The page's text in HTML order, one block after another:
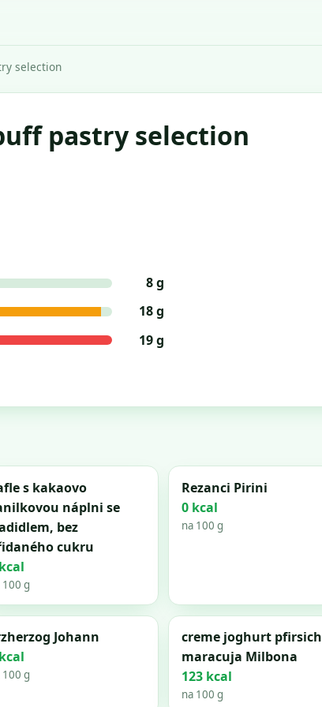
selection
pastry selection
8 g
18 g
19 g
s kakaovo
náplni se
bez
cukru
100 g
Rezanci Pirini
0 kcal
na 100 g
Johann
100 g
creme joghurt pfirsich
maracuja Milbona
123 kcal
na 100 g